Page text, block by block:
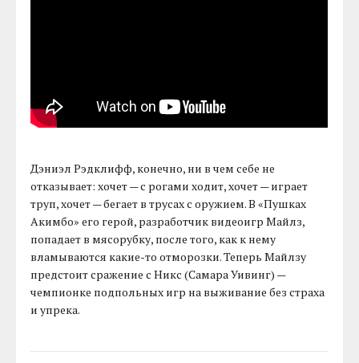
Дэниэл Рэдклифф, конечно, ни в чем себе не
отказывает: хочет — с рогами ходит, хочет — играет
труп, хочет — бегает в трусах с оружием. В «Пушках
Акимбо» его герой, разработчик видеоигр Майлз,
попадает в мясорубку, после того, как к нему
вламываются какие-то отморозки. Теперь Майлзу
предстоит сражение с Никс (Самара Уивинг) —
чемпионке подпольных игр на выживание без страха
и упрека.